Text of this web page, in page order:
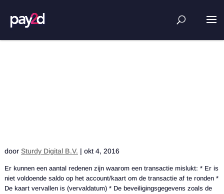
door Sturdy Digital B.V. | okt 4, 2016
Er kunnen een aantal redenen zijn waarom een transactie mislukt: * Er is
niet voldoende saldo op het account/kaart om de transactie af te ronden *
De kaart vervallen is (vervaldatum) * De beveiligingsgegevens zoals de